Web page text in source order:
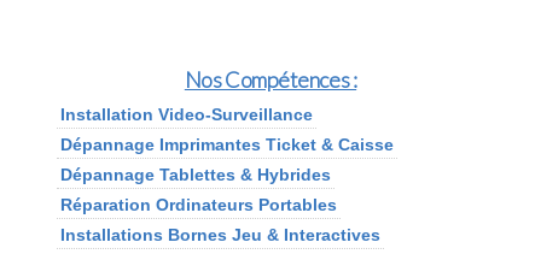
Nos Compétences :
Installation Video-Surveillance
Dépannage Imprimantes Ticket & Caisse
Dépannage Tablettes & Hybrides
Réparation Ordinateurs Portables
Installations Bornes Jeu & Interactives